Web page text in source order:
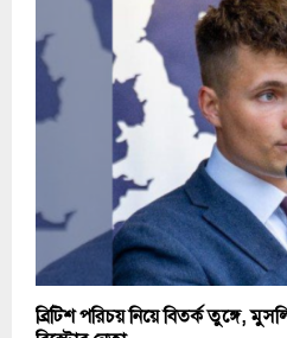
ব্রিটিশ পরিচয় নিয়ে বিতর্ক তুঙ্গে,